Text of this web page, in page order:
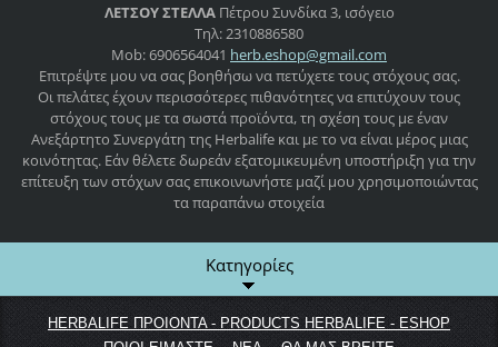
ΛΕΤΣΟΥ ΣΤΕΛΛΑ Πέτρου Συνδίκα 3, ισόγειο
Τηλ: 2310886580
Mob: 6906564041 herb.eshop@gmail.com
Επιτρέψτε μου να σας βοηθήσω να πετύχετε τους στόχους σας.
Οι πελάτες έχουν περισσότερες πιθανότητες να επιτύχουν τους
στόχους τους με τα σωστά προϊόντα, τη σχέση τους με έναν
Ανεξάρτητο Συνεργάτη της Herbalife και με το να είναι μέρος μιας
κοινότητας. Εάν θέλετε δωρεάν εξατομικευμένη υποστήριξη για την
επίτευξη των στόχων σας επικοινωνήστε μαζί μου χρησιμοποιώντας
τα παραπάνω στοιχεία
Κατηγορίες
HERBALIFE ΠΡΟΙΟΝΤΑ - PRODUCTS HERBALIFE - ESHOP